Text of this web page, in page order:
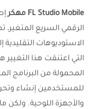
FL Studio Mobile مهكر
الرقمي السريع
الاستوديوهات التقليدية
للمستخدمين إنشاء
والأجهزة اللوحية. ولكن